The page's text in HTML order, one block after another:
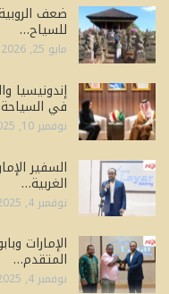
ضعف
للسياح…
مايو 25, 2026
إندونيسيا
في
نوفمبر 10, 2025
السفير
الغربية…
نوفمبر 4, 2025
الإمارات
المتقدم…
نوفمبر 4, 2025